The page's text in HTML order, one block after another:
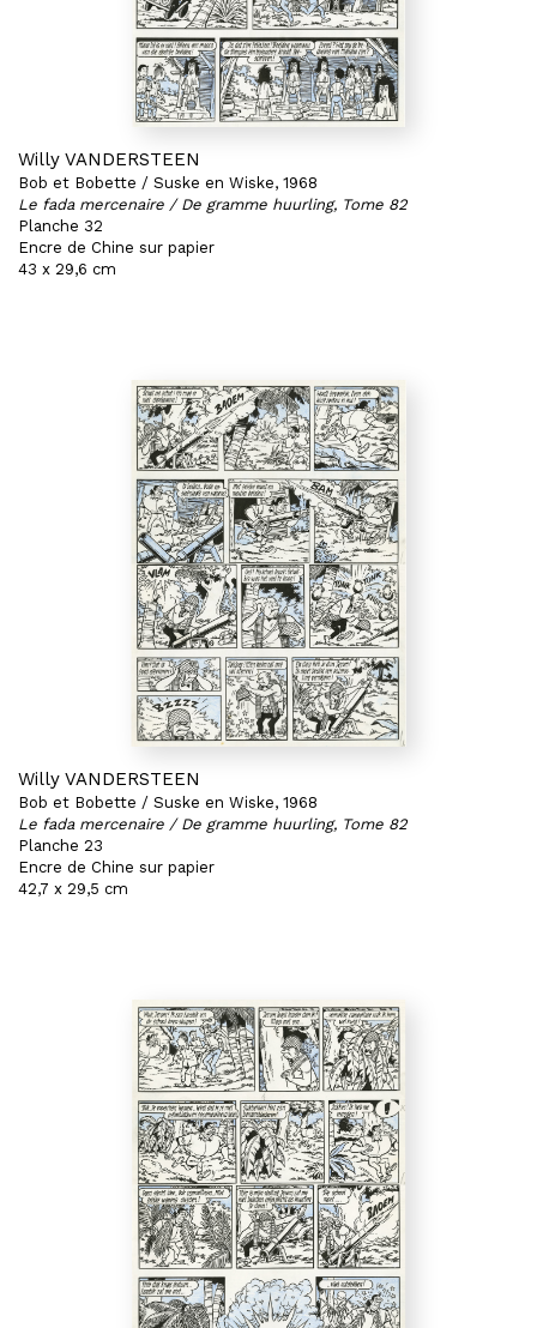
Willy VANDERSTEEN
Bob et Bobette / Suske en Wiske, 1968
Le fada mercenaire / De gramme huurling, Tome 82
Planche 32
Encre de Chine sur papier
43 x 29,6 cm
Willy VANDERSTEEN
Bob et Bobette / Suske en Wiske, 1968
Le fada mercenaire / De gramme huurling, Tome 82
Planche 23
Encre de Chine sur papier
42,7 x 29,5 cm